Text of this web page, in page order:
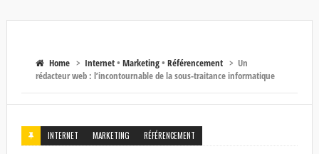
Home> Internet• Marketing• Référencement> Un
rédacteur web : l’incontournable de la sous-traitance informatique
INTERNET MARKETING RÉFÉRENCEMENT